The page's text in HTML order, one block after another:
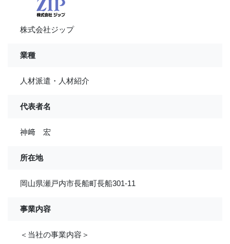
株式会社ジップ
業種
人材派遣・人材紹介
代表者名
神﨑 宏
所在地
岡山県瀬戸内市長船町長船301-11
事業内容
＜当社の事業内容＞